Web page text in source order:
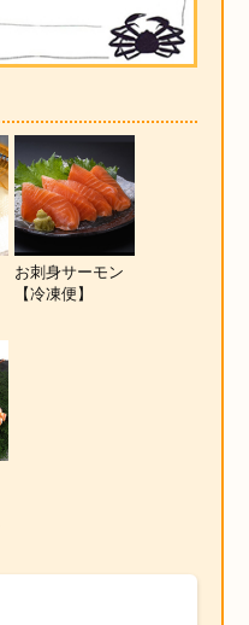
お刺身サーモン
【冷凍便】